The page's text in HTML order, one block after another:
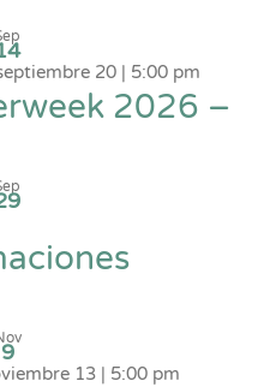
20 | 5:00 pm
2026 –
9
13 | 5:00 pm